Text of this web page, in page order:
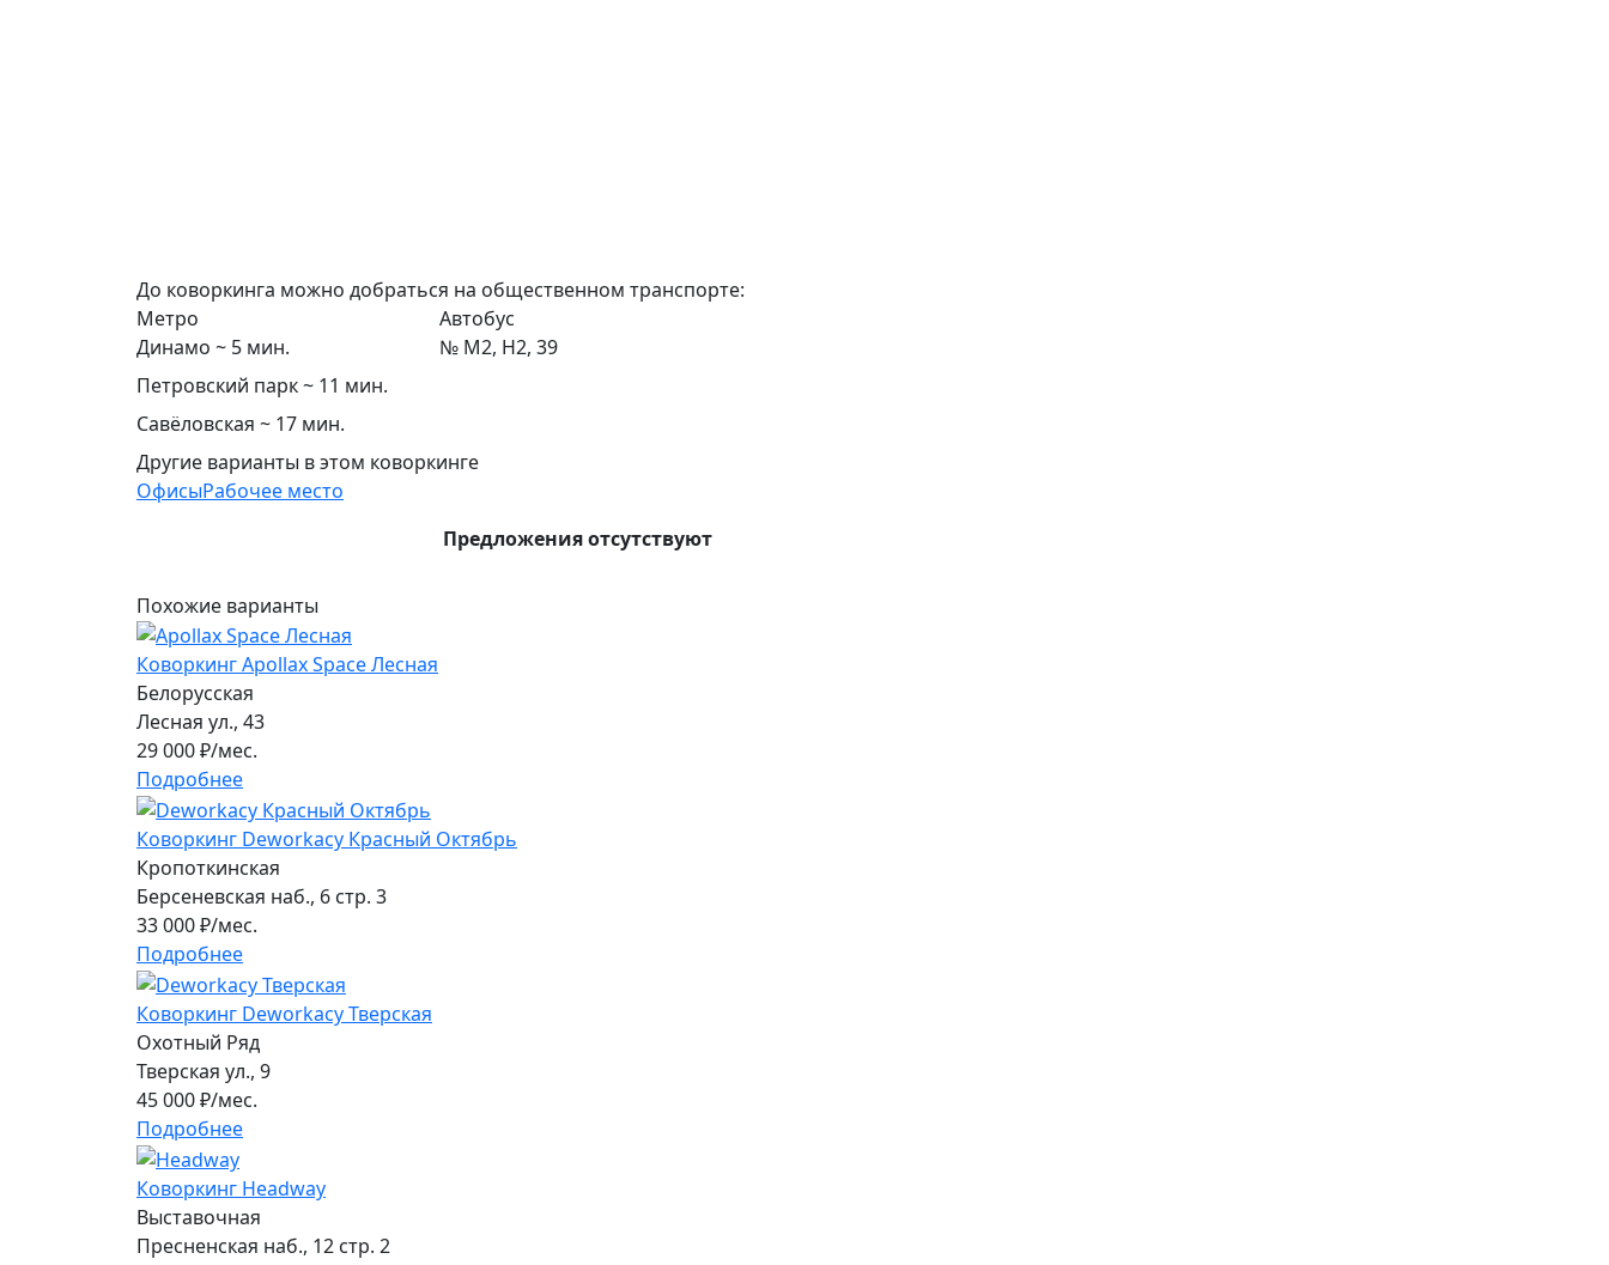
До коворкинга можно добраться на общественном транспорте:
Метро
Динамо ~ 5 мин.
Петровский парк ~ 11 мин.
Савёловская ~ 17 мин.
Автобус
№ М2, Н2, 39
Другие варианты в этом коворкинге
ОфисыРабочее место
Предложения отсутствуют
Похожие варианты
Коворкинг Apollax Space Лесная
Белорусская
Лесная ул., 43
29 000₽/мес.
Подробнее
Коворкинг Deworkacy Красный Октябрь
Кропоткинская
Берсеневская наб., 6 стр. 3
33 000₽/мес.
Подробнее
Коворкинг Deworkacy Тверская
Охотный Ряд
Тверская ул., 9
45 000₽/мес.
Подробнее
Коворкинг Headway
Выставочная
Пресненская наб., 12 стр. 2